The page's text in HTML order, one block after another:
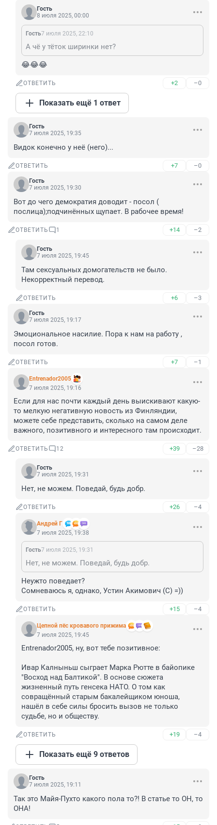
Гость
8 июля 2025, 00:00
Гость7 июля 2025, 22:10
А чё у тёток ширинки нет?
😂😂😂
ОТВЕТИТЬ +2 –0
Показать ещё 1 ответ
Гость
7 июля 2025, 19:35
Видок конечно у неё (него)...
ОТВЕТИТЬ +7 –0
Гость
7 июля 2025, 19:30
Вот до чего демократия доводит - посол (
послица);подчинённых щупает. В рабочее время!
ОТВЕТИТЬ 1 +14 –2
Гость
7 июля 2025, 19:45
Там сексуальных домогательств не было.
Некорректный перевод.
ОТВЕТИТЬ +6 –3
Гость
7 июля 2025, 19:17
Эмоциональное насилие. Пора к нам на работу ,
посол готов.
ОТВЕТИТЬ +7 –1
Entrenador2005
7 июля 2025, 19:16
Если для нас почти каждый день выискивают какую-
то мелкую негативную новость из Финляндии,
можете себе представить, сколько на самом деле
важного, позитивного и интересного там происходит.
ОТВЕТИТЬ 12 +39 –28
Гость
7 июля 2025, 19:31
Нет, не можем. Поведай, будь добр.
ОТВЕТИТЬ +26 –4
Андрей Г
7 июля 2025, 19:38
Гость7 июля 2025, 19:31
Нет, не можем. Поведай, будь добр.
Неужто поведает?
Сомневаюсь я, однако, Устин Акимович (С) =))
ОТВЕТИТЬ +15 –4
Цепной пёс кровавого прижима
7 июля 2025, 19:45
Entrenador2005, ну, вот тебе позитивное:
Ивар Калныньш сыграет Марка Рютте в байопике
"Восход над Балтикой". В основе сюжета
жизненный путь генсека НАТО. О том как
совращённый старым бакалейщиком юноша,
нашёл в себе силы бросить вызов не только
судьбе, но и обществу.
ОТВЕТИТЬ +19 –4
Показать ещё 9 ответов
Гость
7 июля 2025, 19:11
Так это Майя-Пухто какого пола то?! В статье то ОН, то
ОНА!